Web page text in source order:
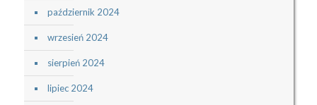
październik 2024
wrzesień 2024
sierpień 2024
lipiec 2024